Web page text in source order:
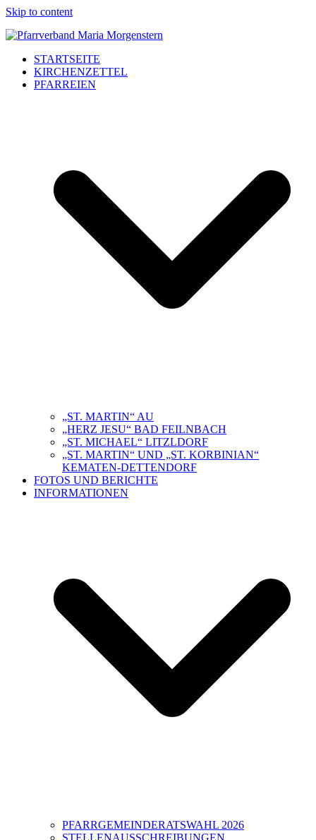
Skip to content
STARTSEITE
KIRCHENZETTEL
PFARREIEN
„ST. MARTIN“ AU
„HERZ JESU“ BAD FEILNBACH
„ST. MICHAEL“ LITZLDORF
„ST. MARTIN“ UND „ST. KORBINIAN“
KEMATEN-DETTENDORF
FOTOS UND BERICHTE
INFORMATIONEN
PFARRGEMEINDERATSWAHL 2026
STELLENAUSSCHREIBUNGEN